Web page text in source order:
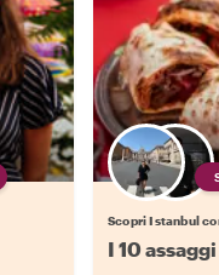
Scopri Istanbul
I 10